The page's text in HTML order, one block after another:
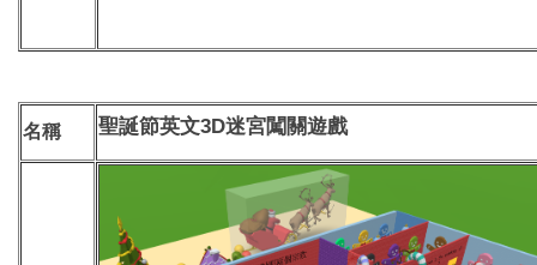
名稱 聖誕節英文3D迷宮闖關遊戲